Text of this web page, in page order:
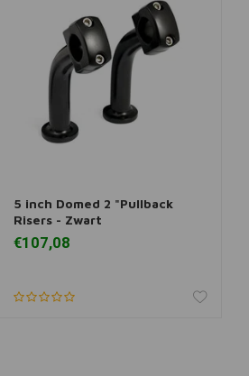
Toevoegen aan winkelwagen
5 inch Domed 2 "Pullback
Risers - Zwart
€107,08